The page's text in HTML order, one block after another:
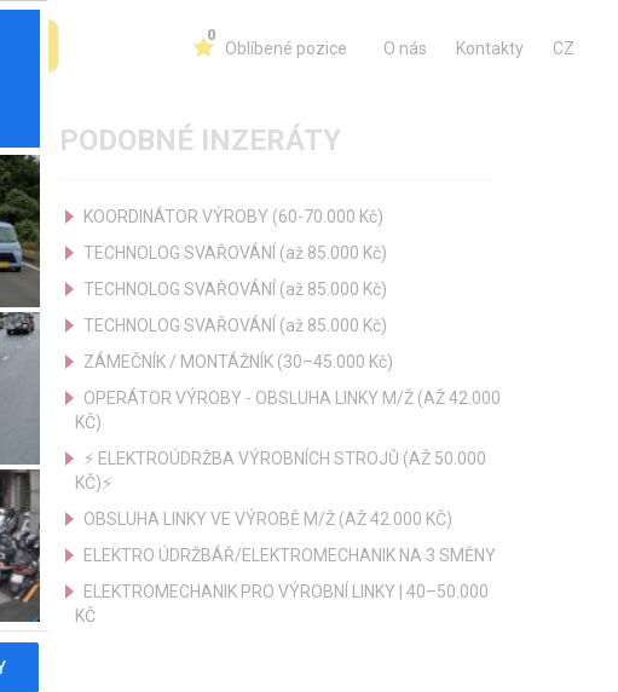
0
Oblíbené pozice O nás Kontakty CZ
PODOBNÉ INZERÁTY
KOORDINÁTOR VÝROBY (60-70.000 Kč)
TECHNOLOG SVAŘOVÁNÍ (až 85.000 Kč)
TECHNOLOG SVAŘOVÁNÍ (až 85.000 Kč)
TECHNOLOG SVAŘOVÁNÍ (až 85.000 Kč)
ZÁMEČNÍK / MONTÁŽNÍK (30–45.000 Kč)
OPERÁTOR VÝROBY - OBSLUHA LINKY M/Ž (AŽ 42.000
KČ)
⚡ ELEKTROÚDRŽBA VÝROBNÍCH STROJŮ (AŽ 50.000
KČ)⚡
OBSLUHA LINKY VE VÝROBĚ M/Ž (AŽ 42.000 KČ)
ELEKTRO ÚDRŽBÁŘ/ELEKTROMECHANIK NA 3 SMĚNY
ELEKTROMECHANIK PRO VÝROBNÍ LINKY | 40–50.000
KČ